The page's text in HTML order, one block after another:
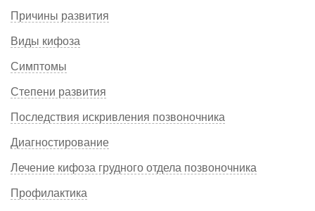
Причины развития
Виды кифоза
Симптомы
Степени развития
Последствия искривления позвоночника
Диагностирование
Лечение кифоза грудного отдела позвоночника
Профилактика